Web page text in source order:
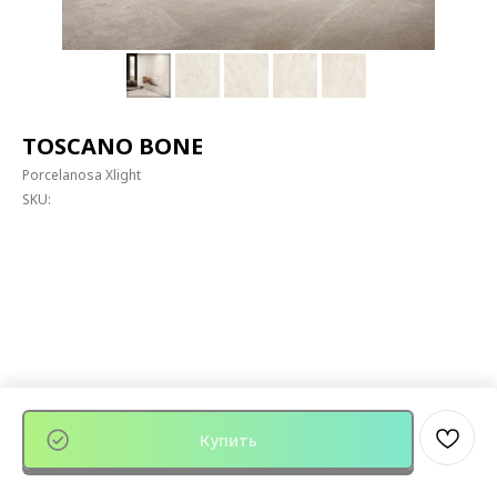
TOSCANO BONE
Porcelanosa Xlight
SKU:
Купить